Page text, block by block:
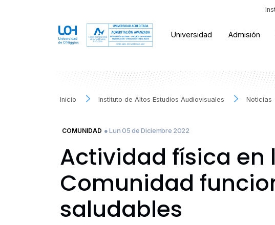
Universidad Admisión
Inicio Instituto de Altos Estudios Audiovisuales Noticias
COMUNIDAD ● Lun 05 de Diciembre 2022
Actividad física en
Comunidad
saludables